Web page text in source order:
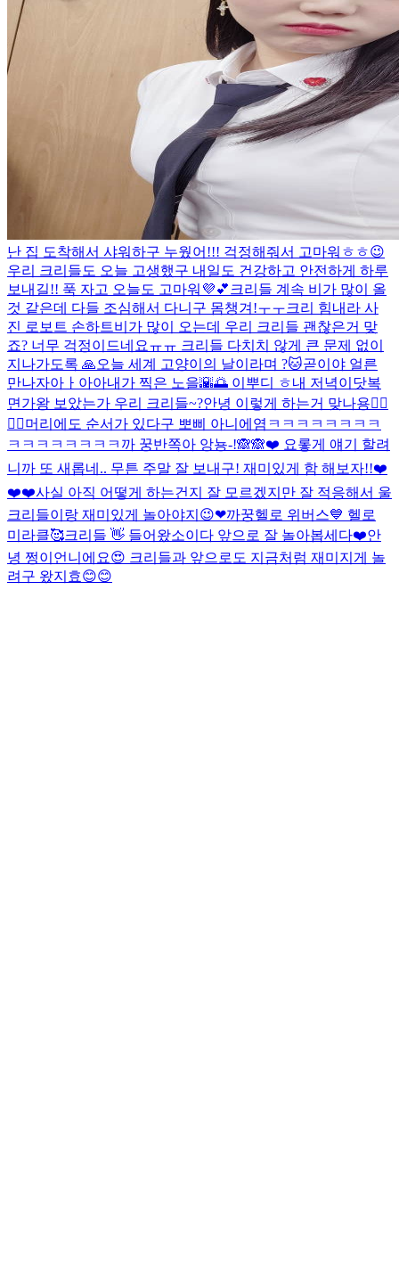
난 집 도착해서 샤워하구 누웠어!!! 걱정해줘서 고마워ㅎㅎ😉
우리 크리들도 오늘 고생했구 내일도 건강하고 안전하게 하루
보내길!! 푹 자고 오늘도 고마워💜💕 크리들 계속 비가 많이 올
것 같은데 다들 조심해서 다니구 몸챙겨!ㅜㅜ크리 힘내라 사
진 로보트 손하트비가 많이 오는데 우리 크리들 괜찮은거 맞
죠? 너무 걱정이드네요ㅠㅠ 크리들 다치치 않게 큰 문제 없이
지나가도록 🙏오늘 세계 고양이의 날이라며 ?🐱곧이야 얼른
만나자아ㅏ아아내가 찍은 노을🌇🌅 이뿌디 ㅎ내 저녁이닷복
면가왕 보았는가 우리 크리들~?안녕 이렇게 하는거 맞나용👉🏻
👈🏻머리에도 순서가 있다구 뽀삐 아니에염 ㅋㅋㅋㅋㅋㅋㅋㅋ
ㅋㅋㅋㅋㅋㅋㅋㅋ 까 꿍반쪽아 앙뇽-!🙈🙈❤️ 요롷게 얘기 할려
니까 또 새롭네.. 무튼 주말 잘 보내구! 재미있게 함 해보자!!❤️
❤️❤️사실 아직 어떻게 하는건지 잘 모르겠지만 잘 적응해서 울
크리들이랑 재미있게 놀아야지😉❤까꿍헬로 위버스💙 헬로
미라클🥰크리들 👋 들어왔소이다 앞으로 잘 놀아봅세다❤️안
녕 쩡이언니에요😍 크리들과 앞으로도 지금처럼 재미지게 놀
려구 왔지효😊😊